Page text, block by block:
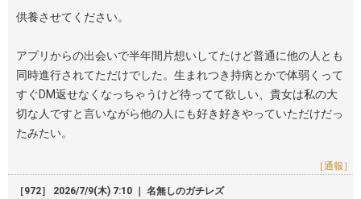
供養させてください。
アプリからの出会いで半年間片想いしてたけど普通に他の人とも
同時進行されてただけでした。生まれつき持病とかで体弱くって
すぐDM返せなくなっちゃうけど待ってて欲しい、貴女は私の大
切な人ですと言いながら他の人にも好き好きやっていただけだっ
たみたい。
［通報］
［972］ 2026/7/9(木) 7:10 ｜ 名無しのガチレズ